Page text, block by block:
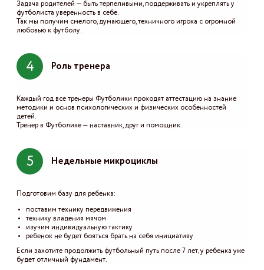
Задача родителей — быть терпеливыми, поддерживать и укреплять у
футболиста уверенность в себе.
Так мы получим смелого, думающего, техничного игрока с огромной
любовью к футболу.
4 Роль тренера
Каждый год все тренеры Футболики проходят аттестацию на знание
методики и основ психологических и физических особенностей
детей.
Тренер в Футболике — наставник, друг и помощник.
5 Недельные микроциклы
Подготовим базу для ребенка:
поставим технику передвижения
технику владения мячом
изучим индивидуальную тактику
ребенок не будет бояться брать на себя инициативу
Если захотите продолжить футбольный путь после 7 лет, у ребенка уже
будет отличный фундамент.